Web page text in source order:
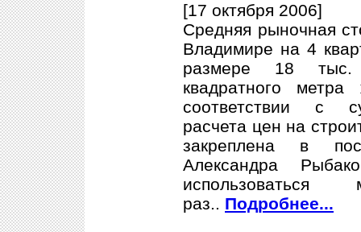
[17 октября 2006]
Средняя рыночная
Владимире на 4
размере 18 тыс.
квадратного
соответствии с
расчета цен на
закреплена в
Александра
раз.. Подробнее...